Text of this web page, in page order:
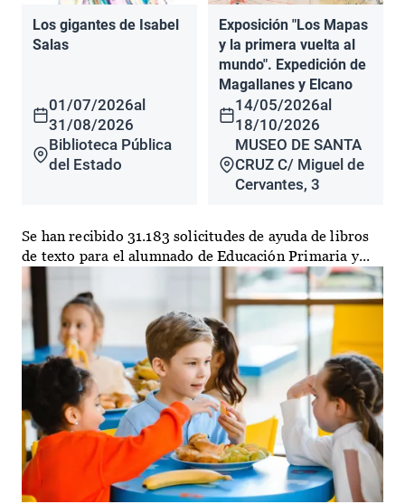
Los gigantes de Isabel
Salas
01/07/2026al
31/08/2026
Biblioteca Pública
del Estado
Exposición "Los Mapas
y la primera vuelta al
mundo". Expedición de
Magallanes y Elcano
14/05/2026al
18/10/2026
MUSEO DE SANTA
CRUZ C/ Miguel de
Cervantes, 3
Se han recibido 31.183 solicitudes de ayuda de libros
de texto para el alumnado de Educación Primaria y...